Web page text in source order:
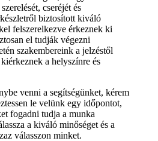
cseréjét és
biztosított kiváló
felszerelkezve érkeznek ki
el tudják végezni
szakembereink a jelzéstől
a helyszínre és
venni a segítségünket, kérem
le velünk egy időpontot,
fogadni tudja a munka
a kiváló minőséget és a
válasszon minket.